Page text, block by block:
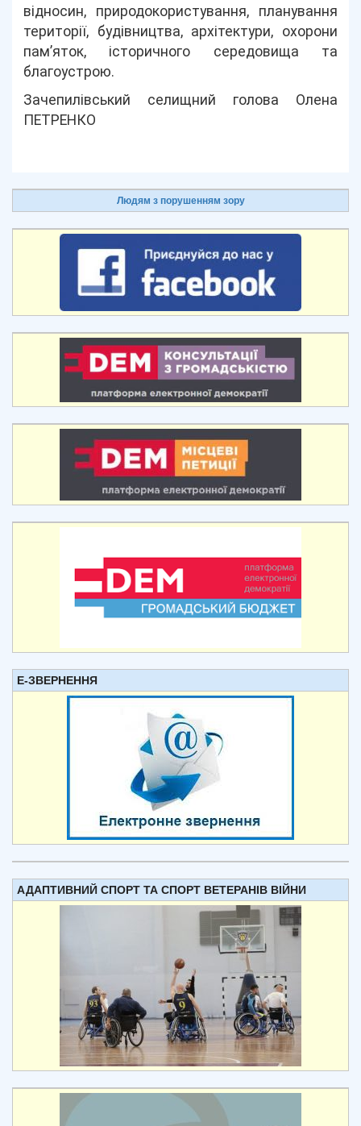
відносин, природокористування, планування
території, будівництва, архітектури, охорони
пам’яток, історичного середовища та
благоустрою.
Зачепилівський селищний голова Олена
ПЕТРЕНКО
Людям з порушенням зору
Е-ЗВЕРНЕННЯ
АДАПТИВНИЙ СПОРТ ТА СПОРТ ВЕТЕРАНІВ ВІЙНИ